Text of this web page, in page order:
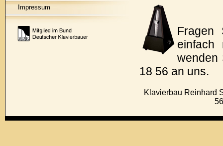
Impressum
Fragen
einfach
18 56 an uns.
Klavierbau Reinhard